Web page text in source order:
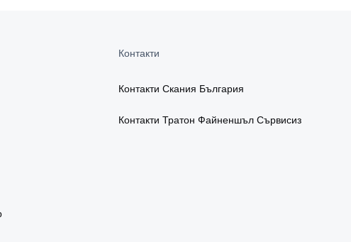
Контакти
Контакти Скания България
Контакти Тратон Файненшъл Сървисиз